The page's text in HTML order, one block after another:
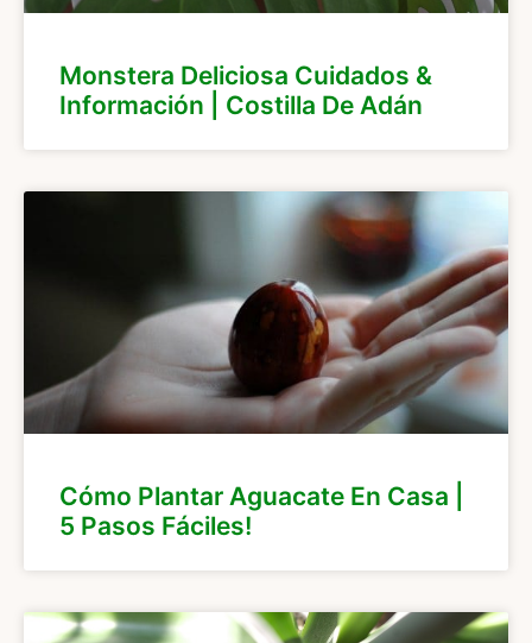
Monstera Deliciosa Cuidados &
Información | Costilla De Adán
Cómo Plantar Aguacate En Casa |
5 Pasos Fáciles!